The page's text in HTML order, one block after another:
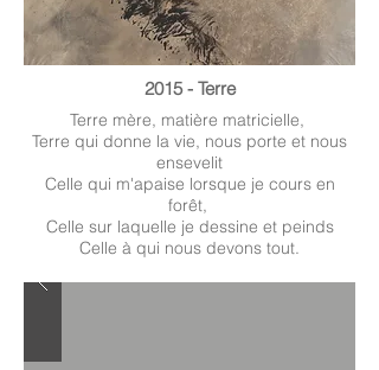
2015 - Terre
Terre mère, matière matricielle,
Terre qui donne la vie, nous porte et nous
ensevelit
Celle qui m'apaise lorsque je cours en
forêt,
Celle sur laquelle je dessine et peinds
Celle à qui nous devons tout.